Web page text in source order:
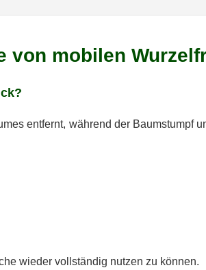
von mobilen
entfernt, während der Baumstumpf
wieder vollständig nutzen zu können.